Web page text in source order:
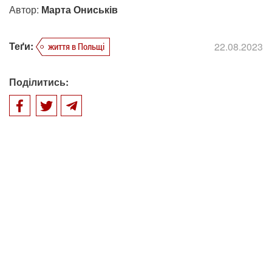
Автор: Марта Ониськів
Теґи: життя в Польщі 22.08.2023
Поділитись: